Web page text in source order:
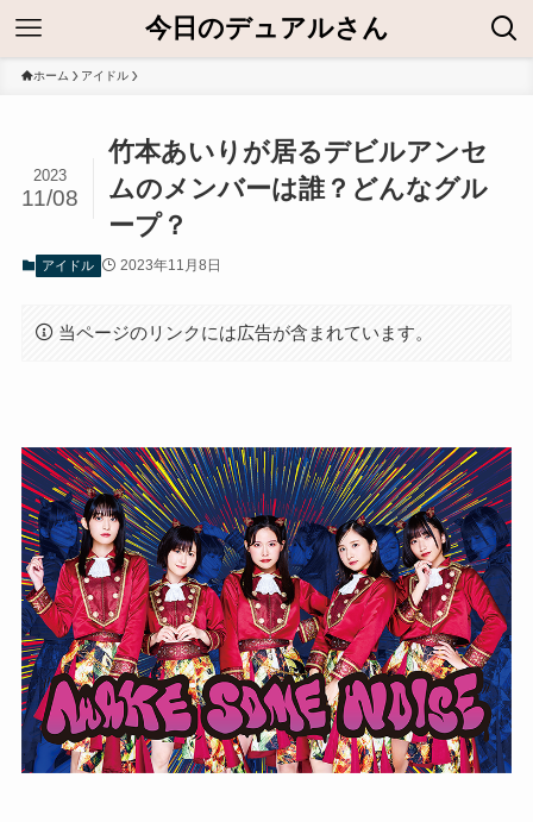
今日のデュアルさん
ホーム アイドル
竹本あいりが居るデビルアンセ
ムのメンバーは誰？どんなグル
ープ？
2023
11/08
アイドル 2023年11月8日
当ページのリンクには広告が含まれています。